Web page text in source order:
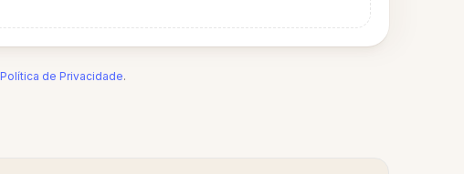
Política de Privacidade.